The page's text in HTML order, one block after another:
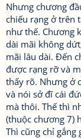
Nhưng chương
chiếu rạng ở trên
như thế. Chương
dài mãi không
mãi lâu dài. Đến
được rạng rỡ và
thấy rõ. Nhưng ở
và nói sở đĩ cái
mà thôi. Thế thì
(thuộc chương 7)
Thì cũng chỉ